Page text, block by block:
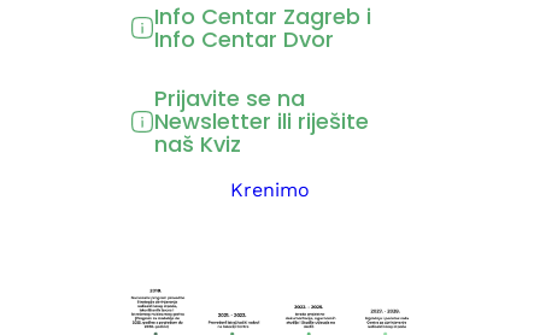
Info Centar Zagreb i
Info Centar Dvor
Prijavite se na
Newsletter ili riješite
naš Kviz
Krenimo